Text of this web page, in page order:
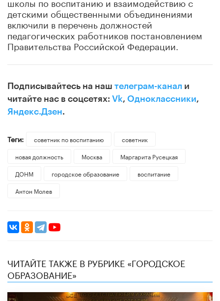
детскими общественными объединениями
включили в перечень должностей
педагогических работников постановлением
Правительства Российской Федерации.
Подписывайтесь на наш телеграм-канал и
читайте нас в соцсетях: Vk, Одноклассники,
Яндекс.Дзен.
Теги: советник по воспитанию
советник
новая должность
Москва
Маргарита Русецкая
ДОНМ
городское образование
воспитание
Антон Молев
ЧИТАЙТЕ ТАКЖЕ В РУБРИКЕ «ГОРОДСКОЕ
ОБРАЗОВАНИЕ»